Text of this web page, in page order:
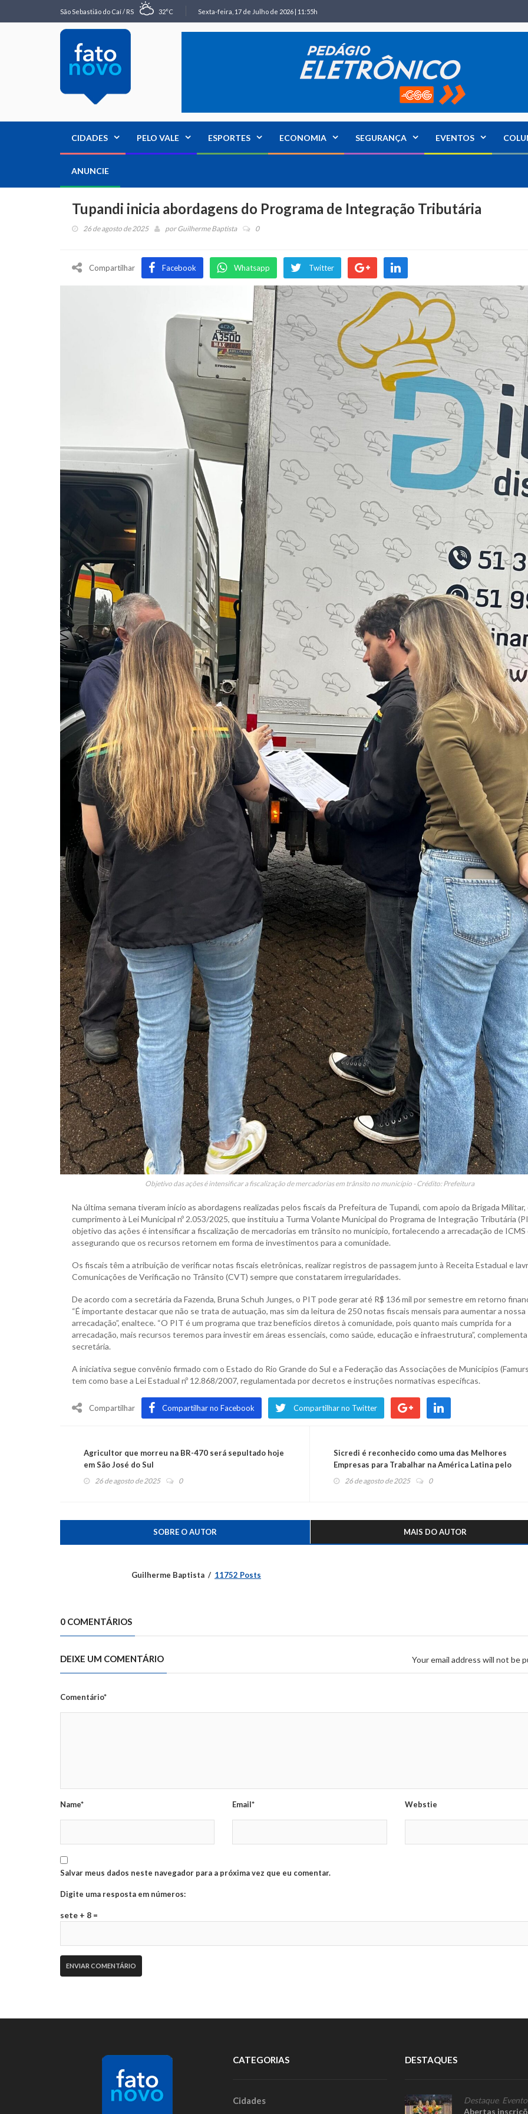
São Sebastião do Caí / RS 32°C Sexta-feira, 17 de Julho de 2026 | 11:55h
CIDADES PELO VALE ESPORTES ECONOMIA SEGURANÇA EVENTOS
ANUNCIE
Tupandi inicia abordagens do Programa de Integração Tributária
26 de agosto de 2025 porGuilherme Baptista 0
Compartilhar Facebook Whatsapp Twitter
Objetivo das ações é intensificar a fiscalização de mercadorias em trânsito no município - Crédito: Prefeitura
Na última semana tiveram início as abordagens realizadas pelos fiscais da Prefeitura de Tupandi, com apoio da Brigada Militar,
cumprimento à Lei Municipal nº 2.053/2025, que instituiu a Turma Volante Municipal do Programa de Integração Tributária
objetivo das ações é intensificar a fiscalização de mercadorias em trânsito no município, fortalecendo a arrecadação de ICMS
assegurando que os recursos retornem em forma de investimentos para a comunidade.
Os fiscais têm a atribuição de verificar notas fiscais eletrônicas, realizar registros de passagem junto à Receita Estadual e
Comunicações de Verificação no Trânsito (CVT) sempre que constatarem irregularidades.
De acordo com a secretária da Fazenda, Bruna Schuh Junges, o PIT pode gerar até R$ 136 mil por semestre em retorno
“É importante destacar que não se trata de autuação, mas sim da leitura de 250 notas fiscais mensais para aumentar a nossa
arrecadação”, enaltece. “O PIT é um programa que traz benefícios diretos à comunidade, pois quanto mais cumprida for a
arrecadação, mais recursos teremos para investir em áreas essenciais, como saúde, educação e infraestrutura”, complementa
secretária.
A iniciativa segue convênio firmado com o Estado do Rio Grande do Sul e a Federação das Associações de Municípios
tem como base a Lei Estadual nº 12.868/2007, regulamentada por decretos e instruções normativas específicas.
Compartilhar Compartilhar no Facebook Compartilhar no Twitter
Agricultor que morreu na BR-470 será sepultado hoje
em São José do Sul
26 de agosto de 2025 0
Sicredi é reconhecido como uma das Melhores
Empresas para Trabalhar na América Latina pelo
GPTW LATAM 2025
26 de agosto de 2025 0
SOBRE O AUTOR MAIS DO AUTOR
Guilherme Baptista 11752 Posts
0 COMENTÁRIOS
DEIXE UM COMENTÁRIO Your email address will not be
Comentário*
Name* Email* Webstie
Salvar meus dados neste navegador para a próxima vez que eu comentar.
Digite uma resposta em números:
sete + 8 =
CATEGORIAS
Cidades
DESTAQUES
Destaque,
Abertas